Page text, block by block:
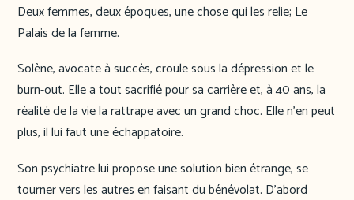
Deux femmes, deux époques, une chose qui les relie; Le
Palais de la femme.
Solène, avocate à succès, croule sous la dépression et le
burn-out. Elle a tout sacrifié pour sa carrière et, à 40 ans, la
réalité de la vie la rattrape avec un grand choc. Elle n’en peut
plus, il lui faut une échappatoire.
Son psychiatre lui propose une solution bien étrange, se
tourner vers les autres en faisant du bénévolat. D’abord